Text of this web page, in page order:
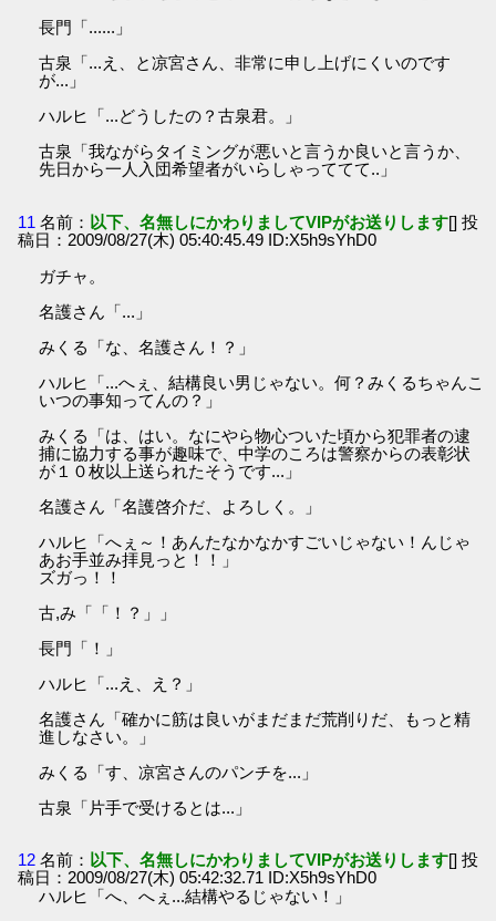
長門「......」
古泉「...え、と凉宮さん、非常に申し上げにくいのです
が...」
ハルヒ「...どうしたの？古泉君。」
古泉「我ながらタイミングが悪いと言うか良いと言うか、
先日から一人入団希望者がいらしゃっててて..」
11 名前： 以下、名無しにかわりましてVIPがお送りします[] 投
稿日：2009/08/27(木) 05:40:45.49 ID:X5h9sYhD0
ガチャ。
名護さん「...」
みくる「な、名護さん！？」
ハルヒ「...へぇ、結構良い男じゃない。何？みくるちゃんこ
いつの事知ってんの？」
みくる「は、はい。なにやら物心ついた頃から犯罪者の逮
捕に協力する事が趣味で、中学のころは警察からの表彰状
が１０枚以上送られたそうです...」
名護さん「名護啓介だ、よろしく。」
ハルヒ「へぇ～！あんたなかなかすごいじゃない！んじゃ
あお手並み拝見っと！！」
ズガっ！！
古,み「「！？」」
長門「！」
ハルヒ「...え、え？」
名護さん「確かに筋は良いがまだまだ荒削りだ、もっと精
進しなさい。」
みくる「す、凉宮さんのパンチを...」
古泉「片手で受けるとは...」
12 名前： 以下、名無しにかわりましてVIPがお送りします[] 投
稿日：2009/08/27(木) 05:42:32.71 ID:X5h9sYhD0
ハルヒ「へ、へぇ...結構やるじゃない！」